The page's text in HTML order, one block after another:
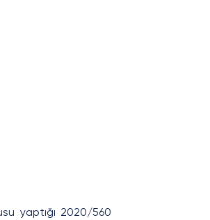
yaptığı 2020/560